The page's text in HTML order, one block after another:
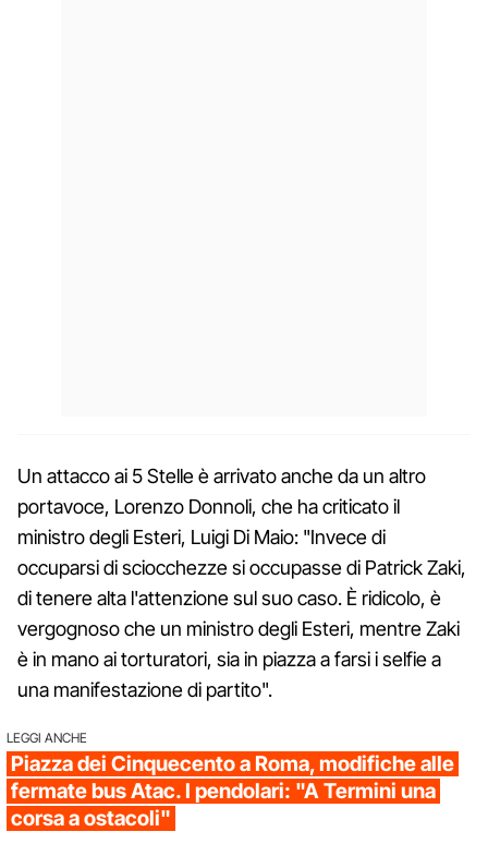
Un attacco ai 5 Stelle è arrivato anche da un altro
portavoce, Lorenzo Donnoli, che ha criticato il
ministro degli Esteri, Luigi Di Maio: "Invece di
occuparsi di sciocchezze si occupasse di Patrick Zaki,
di tenere alta l'attenzione sul suo caso. È ridicolo, è
vergognoso che un ministro degli Esteri, mentre Zaki
è in mano ai torturatori, sia in piazza a farsi i selfie a
una manifestazione di partito".
LEGGI ANCHE
Piazza dei Cinquecento a Roma, modifiche alle
fermate bus Atac. I pendolari: "A Termini una
corsa a ostacoli"